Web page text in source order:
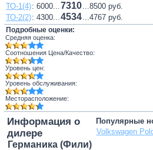
ТО-1(4): 6000...7310...8500 руб.
ТО-2(2): 4300...4534...4767 руб.
Подробные оценки:
Средняя оценка:
Соотношения Цена/Качество:
Уровень цен:
Уровень обслуживания:
Месторасположение:
Популярные
Volkswagen
Информация о
дилере
Германика (Фили)